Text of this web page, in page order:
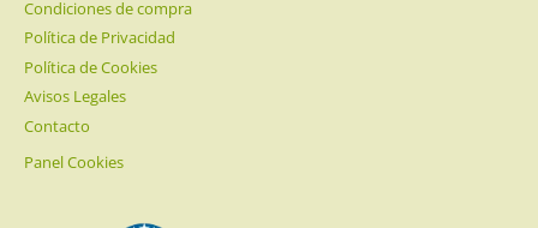
Condiciones de compra
Política de Privacidad
Política de Cookies
Avisos Legales
Contacto
Panel Cookies